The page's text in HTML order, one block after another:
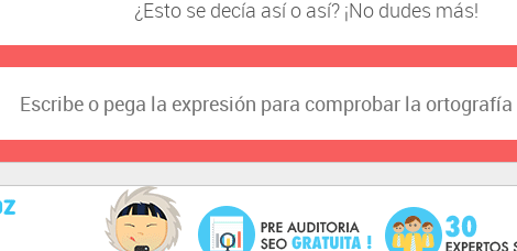
¿Esto se decía así o así? ¡No dudes más!